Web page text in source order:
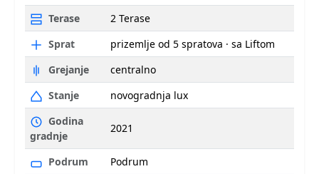
Terase
2 Terase
Sprat
prizemlje od 5 spratova · sa Liftom
Grejanje
centralno
Stanje
novogradnja lux
Godina
gradnje
2021
Podrum
Podrum